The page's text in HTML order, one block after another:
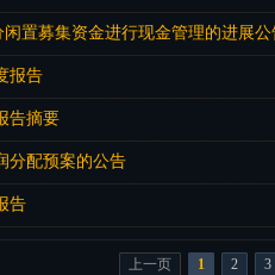
置募集资金进行现金管理的进展公
报告
告摘要
分配预案的公告
告
上一页 1 2 3